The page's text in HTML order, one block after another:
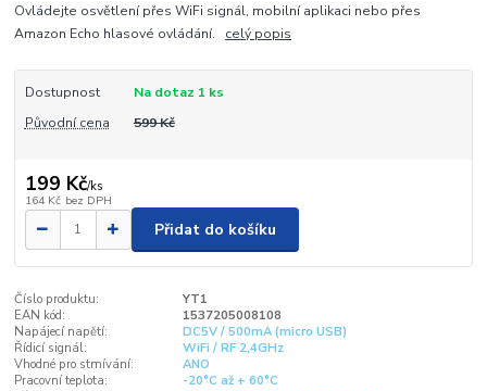
Ovládejte osvětlení přes WiFi signál, mobilní aplikaci nebo přes
Amazon Echo hlasové ovládání. celý popis
Dostupnost
Na dotaz 1 ks
Původní cena
599 Kč
199 Kč/ks
164 Kč bez DPH
Přidat do košíku
Číslo produktu:
YT1
EAN kód:
1537205008108
Napájecí napětí:
DC5V / 500mA (micro USB)
Řídicí signál:
WiFi / RF 2,4GHz
Vhodné pro stmívání:
ANO
Pracovní teplota:
-20°C až + 60°C